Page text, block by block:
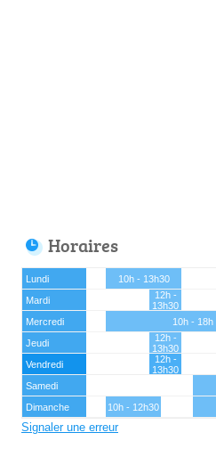
Horaires
Lundi 10h - 13h30
Mardi
12h -
13h30
Mercredi
10h - 18h
Jeudi
12h -
13h30
Vendredi
12h -
13h30
Samedi
Dimanche
10h - 12h30
Signaler une erreur